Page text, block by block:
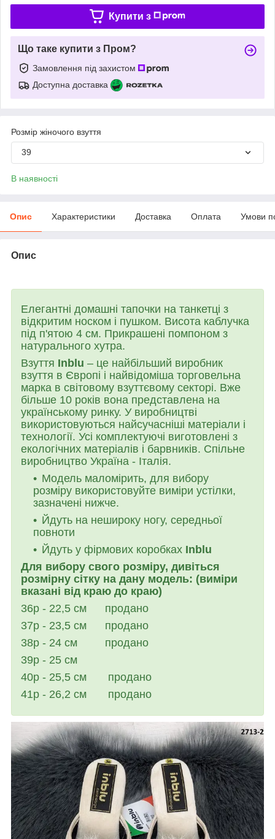
Купити з
Що таке купити з Пром?
Замовлення під захистом
Доступна доставка
Розмір жіночого взуття
39
В наявності
Опис Характеристики Доставка Оплата Умови
Опис
Елегантні домашні тапочки на танкетці з
відкритим носком і пушком. Висота каблучка
під п'ятою 4 см. Прикрашені помпоном з
натурального хутра.
Взуття Inblu – це найбільший виробник
взуття в Європі і найвідоміша торговельна
марка в світовому взуттєвому секторі. Вже
більше 10 років вона представлена на
українському ринку. У виробництві
використовуються найсучасніші матеріали і
технології. Усі комплектуючі виготовлені з
екологічних матеріалів і барвників. Спільне
виробництво Україна - Італія.
Модель маломірить, для вибору
розміру використовуйте виміри устілки,
зазначені нижче.
Йдуть на нешироку ногу, середньої
повноти
Йдуть у фірмових коробках Inblu
Для вибору свого розміру, дивіться
розмірну сітку на дану модель: (виміри
вказані від краю до краю)
36р - 22,5 см продано
37р - 23,5 см продано
38р - 24 см продано
39р - 25 см
40р - 25,5 см продано
41р - 26,2 см продано